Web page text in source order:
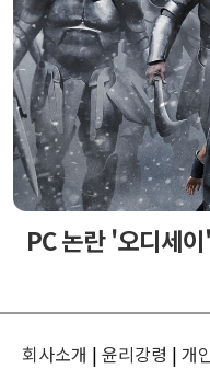
PC 논란 '오디세
회사소개 | 윤리강령 | 개